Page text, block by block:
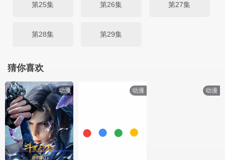
第25集 第26集 第27集
第28集 第29集
猜你喜欢
动漫 动漫 动漫